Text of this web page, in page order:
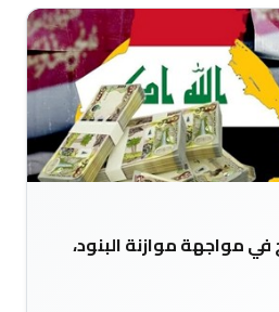
في مواجهة موازنة البنود،